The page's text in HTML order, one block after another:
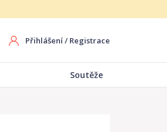
Přihlášení/ Registrace
Soutěže